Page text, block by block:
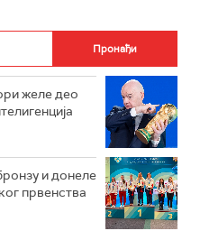
желе део
и донеле
првенства